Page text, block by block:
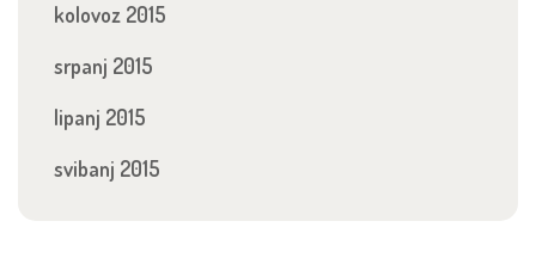
kolovoz 2015
srpanj 2015
lipanj 2015
svibanj 2015